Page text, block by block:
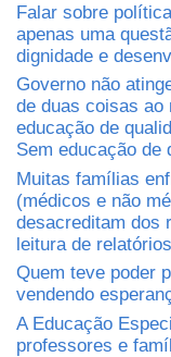
Falar sobre
apenas uma
dignidade e
Governo não
de duas coisas ao
educação de
Sem educação de
Muitas famílias
(médicos e não
desacreditam dos
leitura de
Quem teve poder
vendendo
A Educação
professores e